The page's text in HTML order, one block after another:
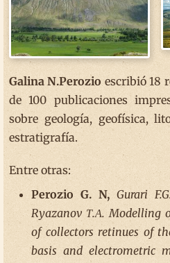
Galina N.Perozio escribió 18
de 100 publicaciones
sobre geología, geofísica,
estratigrafía.
Entre otras:
Perozio G. N, Gurari
Ryazanov Т.А. Modelling
of collectors retinues of
basis and electrometric